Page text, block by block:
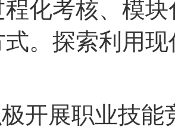
化考核、模
。探索利用
开展职业技